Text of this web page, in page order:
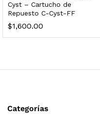
Cyst – Cartucho de
Repuesto C-Cyst-FF
$1,600.00
Categorías